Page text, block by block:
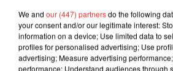
We and our (447) partnersdo the following
your consent and/or our legitimate interest:
information on a device; Use limited data to
profiles for personalised advertising; Use
advertising; Measure advertising
performance; Understand audiences through